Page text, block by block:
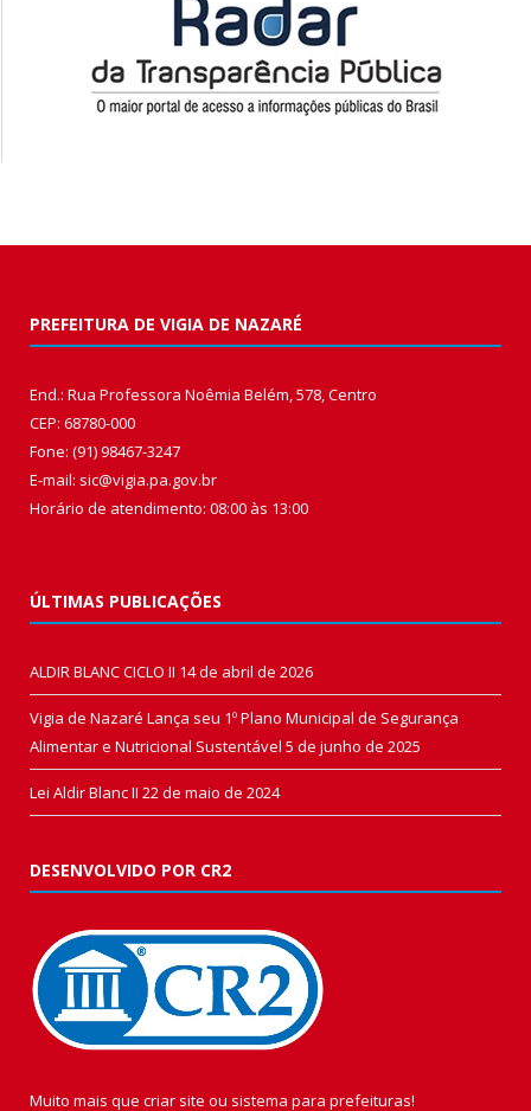
PREFEITURA DE VIGIA DE NAZARÉ
End.: Rua Professora Noêmia Belém, 578, Centro
CEP: 68780-000
Fone: (91) 98467-3247
E-mail: sic@vigia.pa.gov.br
Horário de atendimento: 08:00 às 13:00
ÚLTIMAS PUBLICAÇÕES
ALDIR BLANC CICLO II 14 de abril de 2026
Vigia de Nazaré Lança seu 1º Plano Municipal de Segurança
Alimentar e Nutricional Sustentável 5 de junho de 2025
Lei Aldir Blanc II 22 de maio de 2024
DESENVOLVIDO POR CR2
Muito mais que criar site ou sistema para prefeituras!